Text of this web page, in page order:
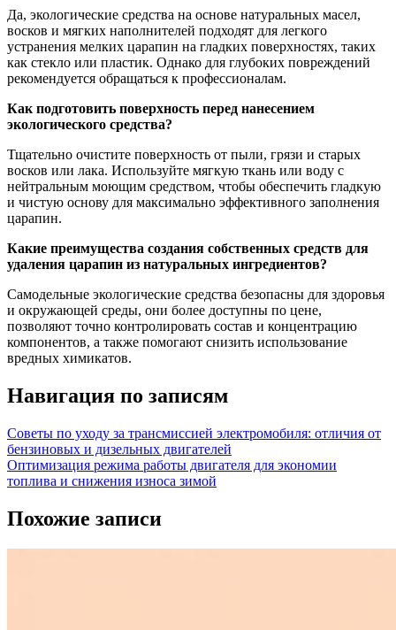
Да, экологические средства на основе натуральных масел,
восков и мягких наполнителей подходят для легкого
устранения мелких царапин на гладких поверхностях, таких
как стекло или пластик. Однако для глубоких повреждений
рекомендуется обращаться к профессионалам.
Как подготовить поверхность перед нанесением
экологического средства?
Тщательно очистите поверхность от пыли, грязи и старых
восков или лака. Используйте мягкую ткань или воду с
нейтральным моющим средством, чтобы обеспечить гладкую
и чистую основу для максимально эффективного заполнения
царапин.
Какие преимущества создания собственных средств для
удаления царапин из натуральных ингредиентов?
Самодельные экологические средства безопасны для здоровья
и окружающей среды, они более доступны по цене,
позволяют точно контролировать состав и концентрацию
компонентов, а также помогают снизить использование
вредных химикатов.
Навигация по записям
Советы по уходу за трансмиссией электромобиля: отличия от
бензиновых и дизельных двигателей
Оптимизация режима работы двигателя для экономии
топлива и снижения износа зимой
Похожие записи